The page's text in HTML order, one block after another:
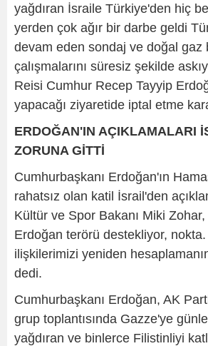
yağdıran İsraile Türkiye'den hiç
yerden çok ağır bir darbe geldi
devam eden sondaj ve doğal gaz
çalışmalarını süresiz şekilde
Reisi Cumhur Recep Tayyip
yapacağı ziyaretide iptal etme
ERDOĞAN'IN AÇIKLAMALARI
ZORUNA GİTTİ
Cumhurbaşkanı Erdoğan'ın
rahatsız olan katil İsrail'den
Kültür ve Spor Bakanı Miki
Erdoğan terörü destekliyor, nokta.
ilişkilerimizi yeniden
dedi.
Cumhurbaşkanı Erdoğan, AK
grup toplantısında Gazze'ye
yağdıran ve binlerce Filistinliyi